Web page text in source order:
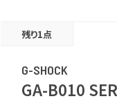
残り1点
G-SHOCK
GA-B010